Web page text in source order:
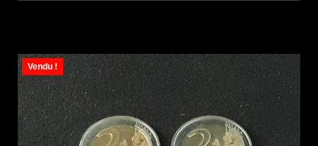
Vendu !